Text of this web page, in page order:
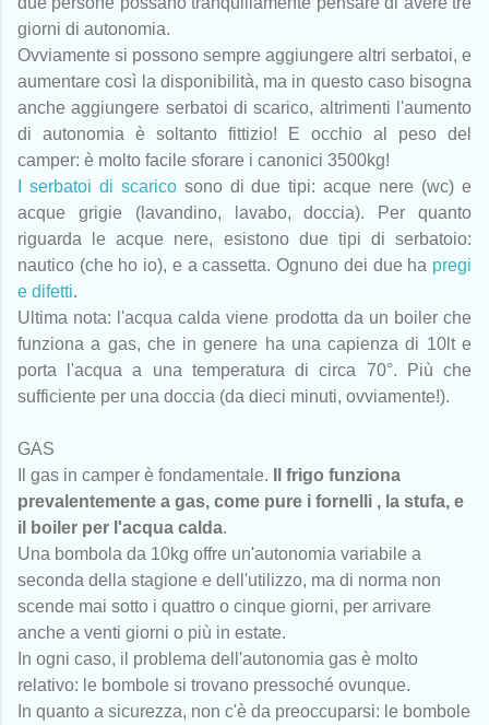
giorni di autonomia.
Ovviamente si possono sempre aggiungere altri serbatoi, e
aumentare così la disponibilità, ma in questo caso bisogna
anche aggiungere serbatoi di scarico, altrimenti l'aumento
di autonomia è soltanto fittizio! E occhio al peso del
camper: è molto facile sforare i canonici 3500kg!
I serbatoi di scaricosono di due tipi: acque nere (wc) e
acque grigie (lavandino, lavabo, doccia). Per quanto
riguarda le acque nere, esistono due tipi di serbatoio:
nautico (che ho io), e a cassetta. Ognuno dei due ha pregi
e difetti.
Ultima nota: l'acqua calda viene prodotta da un boiler che
funziona a gas, che in genere ha una capienza di 10lt e
porta l'acqua a una temperatura di circa 70°. Più che
sufficiente per una doccia (da dieci minuti, ovviamente!).
GAS
Il gas in camper è fondamentale.
Il frigo funziona
prevalentemente a gas, come pure i fornelli , la stufa, e
il boiler per l'acqua calda.
Una bombola da 10kg offre un'autonomia variabile a
seconda della stagione e dell'utilizzo, ma di norma non
scende mai sotto i quattro o cinque giorni, per arrivare
anche a venti giorni o più in estate.
In ogni caso, il problema dell'autonomia gas è molto
relativo: le bombole si trovano pressoché ovunque.
In quanto a sicurezza, non c'è da preoccuparsi: le bombole